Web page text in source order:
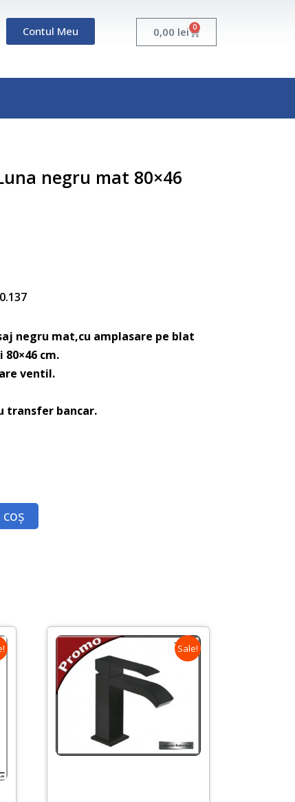
Contul Meu 0,00 lei 0 Cart
negru mat 80×46
negru mat,cu amplasare pe blat
cm.
ventil.
transfer bancar.
Sale!